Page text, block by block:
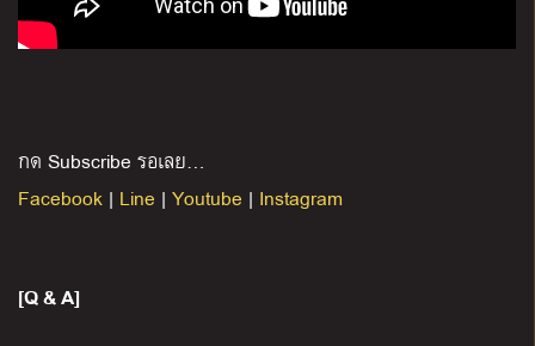
กด Subscribe รอเลย…
Facebook | Line | Youtube | Instagram
[Q & A]